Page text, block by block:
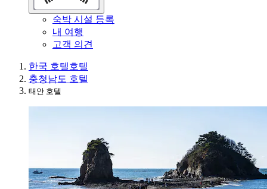
숙박 시설 등록
내 여행
고객 의견
한국 호텔호텔
충청남도 호텔
태안 호텔